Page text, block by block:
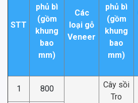
STT
phủ bì
(gồm
khung
bao
mm)
Các
loại gỗ
Veneer
phủ bì
(gồm
khung
bao
mm)
1 800
Cây sồi
Tro